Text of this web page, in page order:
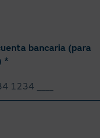
bancaria (para
*